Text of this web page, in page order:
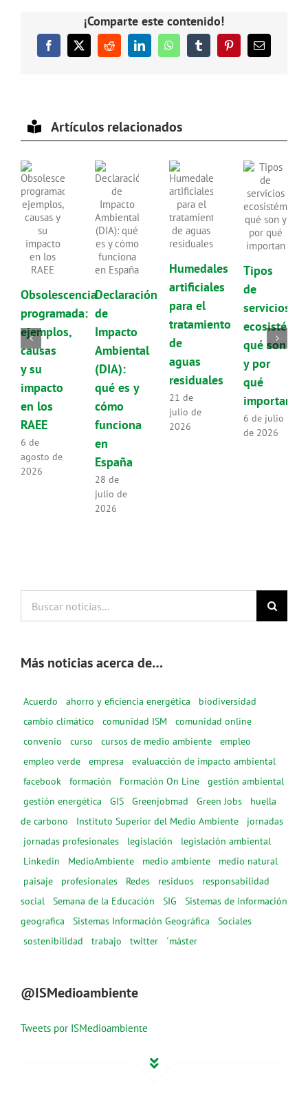
¡Comparte este contenido!
Facebook
X RedditLinkedInWhatsAppTumblrPinterestCorreo
Artículos relacionados
Obsolescencia
programada:
ejemplos,
causas
y su
impacto
en los
RAEE
6 de
agosto de
2026
Declaración
de
Impacto
Ambiental
(DIA):
qué es y
cómo
funciona
en
España
28 de
julio de
2026
Humedales
artificiales
para el
tratamiento
de
aguas
residuales
21 de
julio de
2026
Tipos
de
servicios
qué son
y por
qué
importan
6 de julio
de 2026
noticias...
Más noticias acerca de…
Acuerdo ahorro y eficiencia energética
biodiversidad
cambio climático
comunidad ISM
comunidad online
convenio
curso cursos de medio ambiente
empleo
empleo verde
empresa
evaluacción de impacto ambiental
facebook
formación Formación On Line
gestión ambiental
gestión energética
GIS Greenjobmad Green Jobs
huella
de carbono
Instituto Superior del Medio Ambiente
jornadas
jornadas profesionales
legislación
legislación ambiental
Linkedin
MedioAmbiente medio ambiente
medio natural
paisaje
profesionales Redes residuos
responsabilidad
social
Semana de la Educación SIG
Sistemas de información
geografica
Sistemas Información Geográfica
Sociales
sostenibilidad
trabajo twitter ´máster
@ISMedioambiente
Tweets por ISMedioambiente